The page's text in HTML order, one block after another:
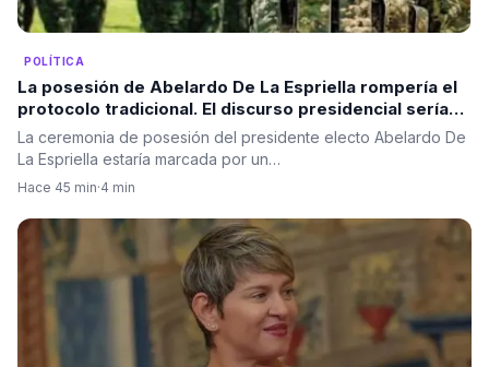
POLÍTICA
La posesión de Abelardo De La Espriella rompería el
protocolo tradicional. El discurso presidencial sería
ante las Fuerzas Militares, no ante el Congreso.
La ceremonia de posesión del presidente electo Abelardo De
La Espriella estaría marcada por un…
Hace 45 min·4 min